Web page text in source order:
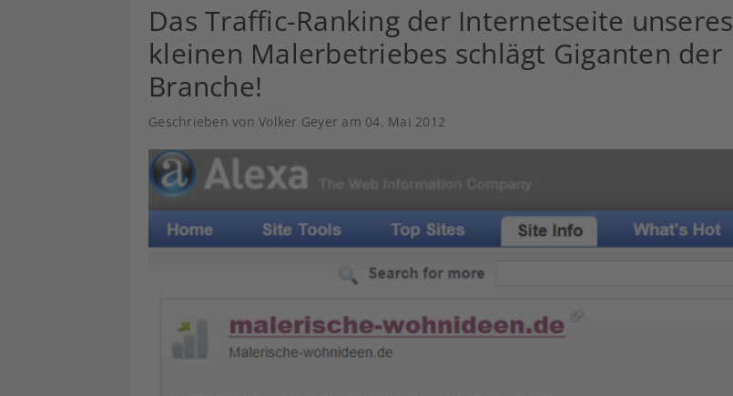
Das Traffic-Ranking der Internetseite unseres
kleinen Malerbetriebes schlägt Giganten der
Branche!
Geschrieben von Volker Geyer am 04. Mai 2012